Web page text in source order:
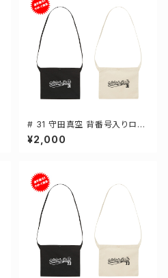
# 31 守田真空 背番号入りロゴ
キャンバスサコッシュ 選手還元
2カラー 001461
¥2,000